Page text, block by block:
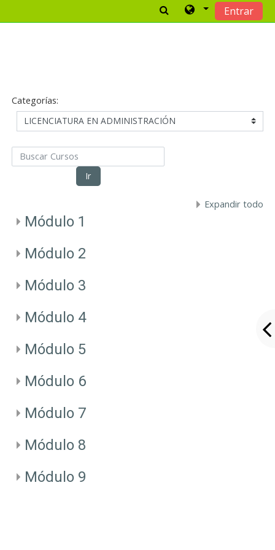
Entrar
Categorías:
Ir
Expandir todo
Módulo 1
Módulo 2
Módulo 3
Módulo 4
Módulo 5
Módulo 6
Módulo 7
Módulo 8
Módulo 9